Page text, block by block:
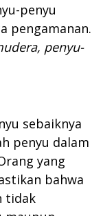
penyu
pengamanan.
penyu-
sebaiknya
penyu dalam
yang
bahwa
tidak